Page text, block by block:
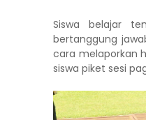
Siswa belajar
bertanggung
cara melaporkan
siswa piket sesi